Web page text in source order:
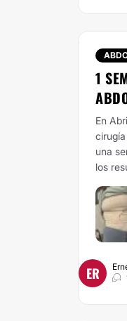
1
En
una
los
ER